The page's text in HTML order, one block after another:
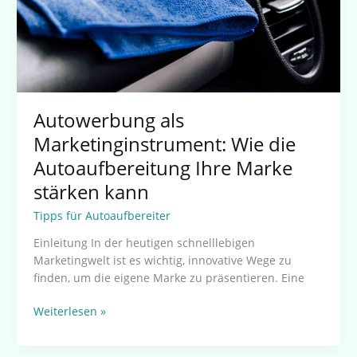
Autowerbung als
Marketinginstrument: Wie die
Autoaufbereitung Ihre Marke
stärken kann
Tipps für Autoaufbereiter
Einleitung In der heutigen schnelllebigen
Marketingwelt ist es wichtig, innovative Wege zu
finden, um die eigene Marke zu präsentieren. Eine
Marke
stärken
kann
Weiterlesen »